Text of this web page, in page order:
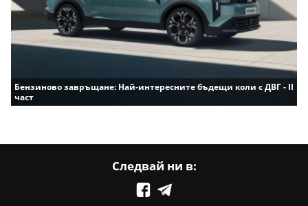
Бензиново завръщане: Най-интересните бъдещи коли с ДВГ - II
част
Следвай ни в: